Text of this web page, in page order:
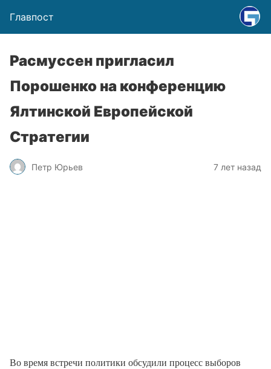
Главпост
Расмуссен пригласил
Порошенко на конференцию
Ялтинской Европейской
Стратегии
Петр Юрьев 7 лет назад
Во время встречи политики обсудили процесс выборов